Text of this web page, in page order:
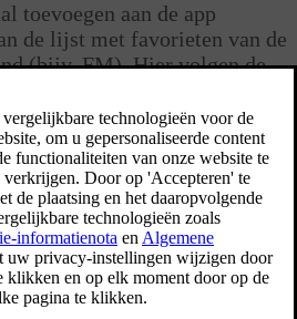
toevoegen aan de app
de lijst met favorieten van de
(bijv. FM). Hier volgen de